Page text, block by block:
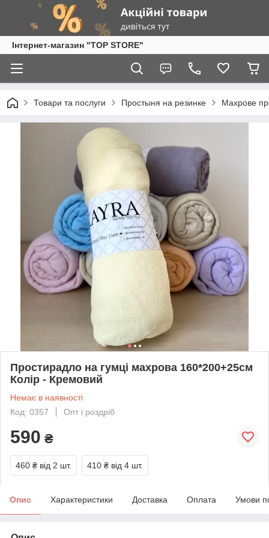
Інтернет-магазин "TOP STORE"
Товари та послуги Простыня на резинке Махрове
Простирадло на гумці махрова 160*200+25см
Колір - Кремовий
Немає в наявності
Код: 0357
Опт і роздріб
590 ₴
460 ₴ від 2 шт. 410 ₴ від 4 шт.
Опис Характеристики Доставка Оплата Умови